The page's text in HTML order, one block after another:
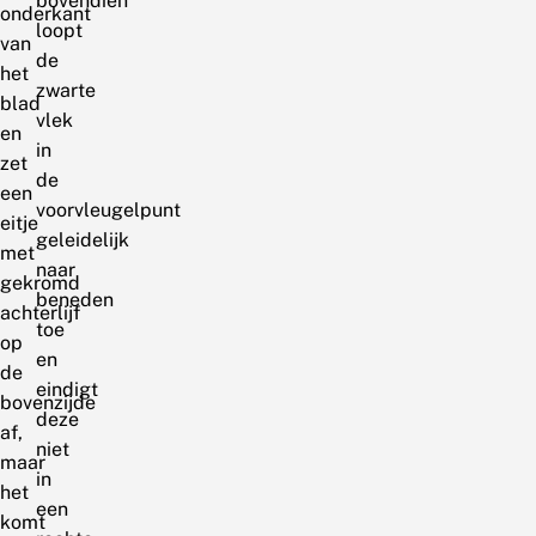
onderkant
van
het
blad
en
zet
een
eitje
met
gekromd
achterlijf
op
de
bovenzijde
af,
maar
het
komt
loopt
de
zwarte
vlek
in
de
voorvleugelpunt
geleidelijk
naar
beneden
toe
en
eindigt
deze
niet
in
een